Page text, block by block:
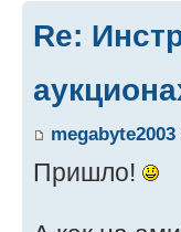
Re:
megabyte2003
Пришло!